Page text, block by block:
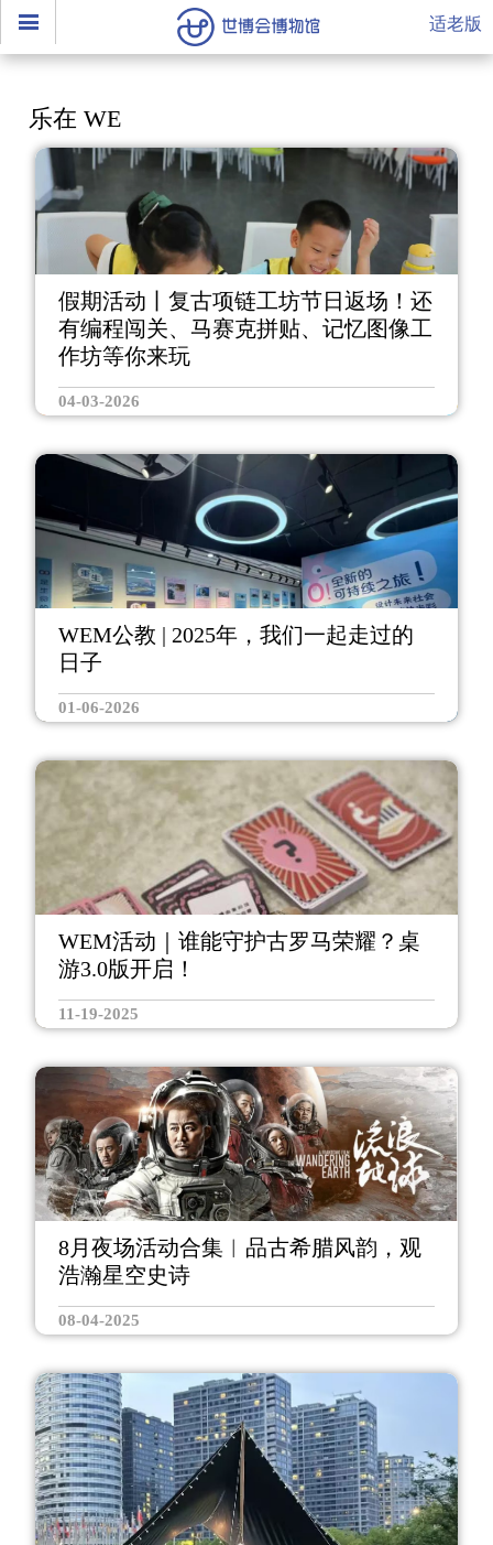
适老版
乐在 WE
假期活动丨复古项链工坊节日返场！还
有编程闯关、马赛克拼贴、记忆图像工
作坊等你来玩
04-03-2026
WEM公教 | 2025年，我们一起走过的
日子
01-06-2026
WEM活动｜谁能守护古罗马荣耀？桌
游3.0版开启！
11-19-2025
8月夜场活动合集︱品古希腊风韵，观
浩瀚星空史诗
08-04-2025